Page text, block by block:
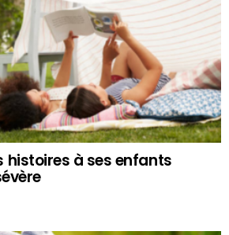
histoires à ses enfants